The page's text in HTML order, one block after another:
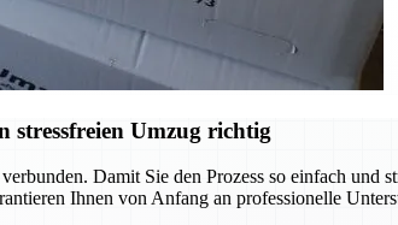
stressfreien Umzug richtig
Damit Sie den Prozess so einfach und
Ihnen von Anfang an professionelle